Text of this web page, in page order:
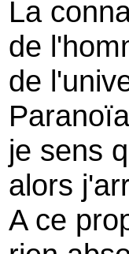
La
de
de
je sens
alors
A ce